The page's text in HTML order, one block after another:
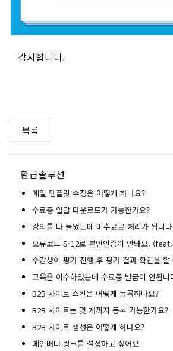
감사합니다.
목록
환급솔루션
메일 템플릿 수정은 어떻게 하나요?
수료증 일괄 다운로드가 가능한가요?
강의를 다 들었는데 미수료로 처리가 됩니
오류코드 S-12로 본인인증이 안돼요.
수강생이 평가 진행 후 평가 결과 확인을 할
교육을 이수하였는데 수료증 발급이 안됩
B2B 사이트 스킨은 어떻게 등록하나요?
B2B 사이트는 몇 개까지 등록 가능한가요?
B2B 사이트 생성은 어떻게 하나요?
메인배너 링크를 설정하고 싶어요